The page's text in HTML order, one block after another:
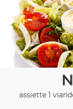
assiette 1